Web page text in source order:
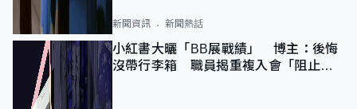
新聞資訊 新聞熱話
小紅書大曬「BB展戰績」 博主：後悔
沒帶行李箱 職員揭重複入會「阻止唔